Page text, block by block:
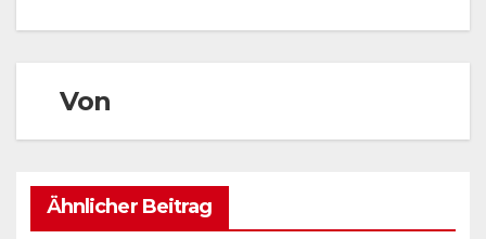
Von
Ähnlicher Beitrag